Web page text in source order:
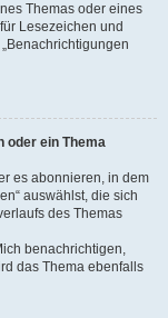
Themas oder eines
Lesezeichen und
oder ein Thema
es abonnieren, in dem
auswählst, die sich
des Themas
benachrichtigen,
das Thema ebenfalls